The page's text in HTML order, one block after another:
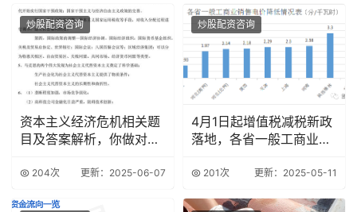
炒股配资咨询
资本主义经济危机相关题
目及答案解析，你做对了
204次 更新：2025-06-07
炒股配资咨询
4月1日起增值税减税新政
落地，各省一般工商业销
201次 更新：2025-05-11